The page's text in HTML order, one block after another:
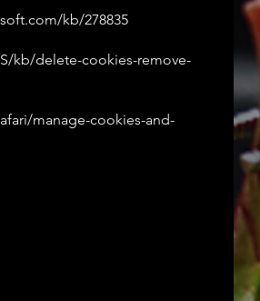
kb/278835
kb/delete-cookies-remove-
manage-cookies-and-